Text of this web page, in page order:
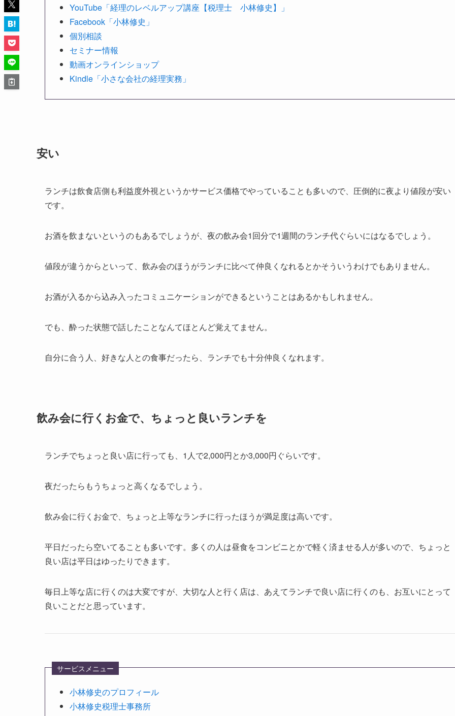
YouTube「経理のレベルアップ講座【税理士 小林修史】」
Facebook「小林修史」
個別相談
セミナー情報
動画オンラインショップ
Kindle「小さな会社の経理実務」
安い
ランチは飲食店側も利益度外視というかサービス価格でやっていることも多いので、圧倒的に夜より値段が安い
です。
お酒を飲まないというのもあるでしょうが、夜の飲み会1回分で1週間のランチ代ぐらいにはなるでしょう。
値段が違うからといって、飲み会のほうがランチに比べて仲良くなれるとかそういうわけでもありません。
お酒が入るから込み入ったコミュニケーションができるということはあるかもしれません。
でも、酔った状態で話したことなんてほとんど覚えてません。
自分に合う人、好きな人との食事だったら、ランチでも十分仲良くなれます。
飲み会に行くお金で、ちょっと良いランチを
ランチでちょっと良い店に行っても、1人で2,000円とか3,000円ぐらいです。
夜だったらもうちょっと高くなるでしょう。
飲み会に行くお金で、ちょっと上等なランチに行ったほうが満足度は高いです。
平日だったら空いてることも多いです。多くの人は昼食をコンビニとかで軽く済ませる人が多いので、ちょっと
良い店は平日はゆったりできます。
毎日上等な店に行くのは大変ですが、大切な人と行く店は、あえてランチで良い店に行くのも、お互いにとって
良いことだと思っています。
サービスメニュー
小林修史のプロフィール
小林修史税理士事務所